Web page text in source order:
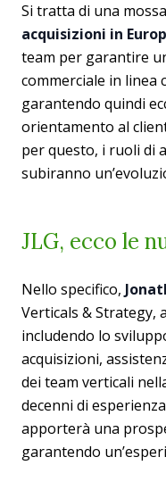
Si tratta di una
acquisizioni in
team per garantire
commerciale in linea
garantendo quindi
orientamento al
per questo, i ruoli di
subiranno
JLG, ecco le
Nello specifico,
Verticals & Strategy,
includendo lo
acquisizioni,
dei team verticali
decenni di
apporterà una
garantendo